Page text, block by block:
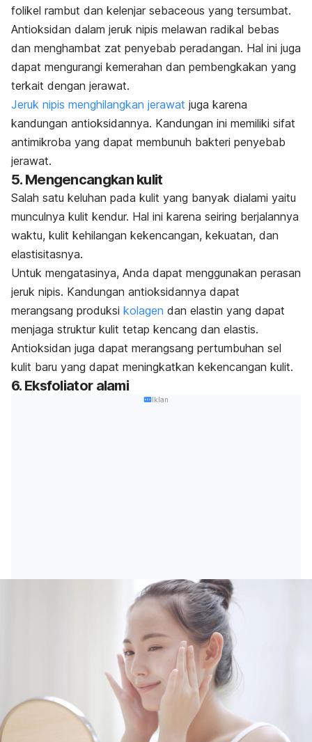
folikel rambut dan kelenjar sebaceous yang tersumbat.
Antioksidan dalam jeruk nipis melawan radikal bebas
dan menghambat zat penyebab peradangan. Hal ini juga
dapat mengurangi kemerahan dan pembengkakan yang
terkait dengan jerawat.
Jeruk nipis menghilangkan jerawat juga karena
kandungan antioksidannya. Kandungan ini memiliki sifat
antimikroba yang dapat membunuh bakteri penyebab
jerawat.
5. Mengencangkan kulit
Salah satu keluhan pada kulit yang banyak dialami yaitu
munculnya kulit kendur. Hal ini karena seiring berjalannya
waktu, kulit kehilangan kekencangan, kekuatan, dan
elastisitasnya.
Untuk mengatasinya, Anda dapat menggunakan perasan
jeruk nipis. Kandungan antioksidannya dapat
merangsang produksi kolagen dan elastin yang dapat
menjaga struktur kulit tetap kencang dan elastis.
Antioksidan juga dapat merangsang pertumbuhan sel
kulit baru yang dapat meningkatkan kekencangan kulit.
6. Eksfoliator alami
Iklan